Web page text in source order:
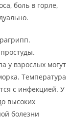
боль в горле,
у взрослых могут
Температура
с инфекцией. У
высоких
болезни